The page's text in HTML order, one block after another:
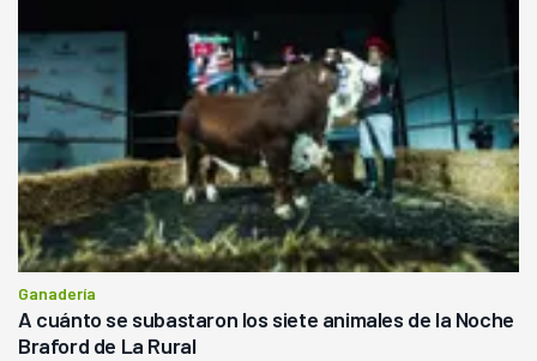
Ganadería
A cuánto se subastaron los siete animales de la Noche
Braford de La Rural